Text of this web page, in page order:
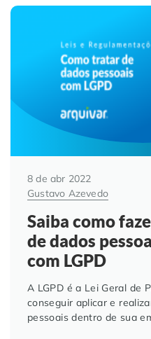
8 de abr 2022
Gustavo Azevedo
Saiba como
de dados
com LGPD
A LGPD é a Lei Geral de
conseguir aplicar e
pessoais dentro de sua